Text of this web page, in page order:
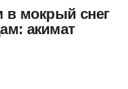
в мокрый снег
акимат